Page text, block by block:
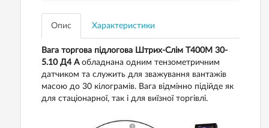
Опис Характеристики
Вага торгова підлогова Штрих-Слім Т400М 30-
5.10 Д4 Аобладнана одним тензометричним
датчиком та служить для зважування вантажів
масою до 30 кілограмів. Вага відмінно підійде як
для стаціонарної, так і для виїзної торгівлі.